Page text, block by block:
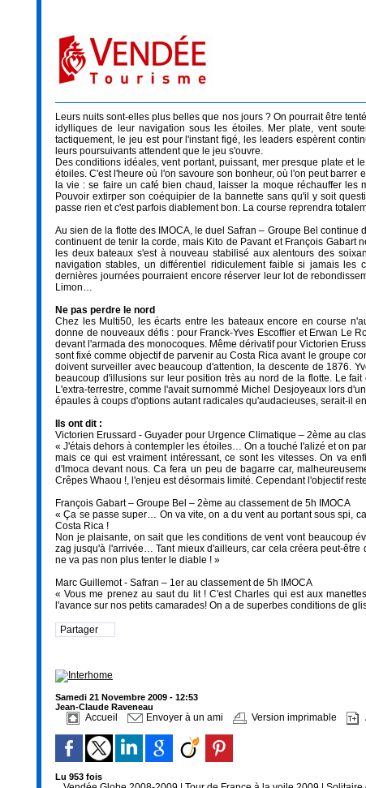
Leurs nuits sont-elles plus belles que nos jours ? On pourrait être
idylliques de leur navigation sous les étoiles. Mer plate, vent
tactiquement, le jeu est pour l'instant figé, les leaders espèrent
leurs poursuivants attendent que le jeu s'ouvre.
Des conditions idéales, vent portant, puissant, mer presque plate et
étoiles. C'est l'heure où l'on savoure son bonheur, où l'on peut barrer
la vie : se faire un café bien chaud, laisser la moque réchauffer
Pouvoir extirper son coéquipier de la bannette sans qu'il y soit
passe rien et c'est parfois diablement bon. La course reprendra
Au sien de la flotte des IMOCA, le duel Safran – Groupe Bel
continuent de tenir la corde, mais Kito de Pavant et François Gabart
les deux bateaux s'est à nouveau stabilisé aux alentours des
navigation stables, un différentiel ridiculement faible si jamais les
dernières journées pourraient encore réserver leur lot de
Limon…
Ne pas perdre le nord
Chez les Multi50, les écarts entre les bateaux encore en course
donne de nouveaux défis : pour Franck-Yves Escoffier et Erwan Le
devant l'armada des monocoques. Même dérivatif pour Victorien
sont fixé comme objectif de parvenir au Costa Rica avant le groupe
doivent surveiller avec beaucoup d'attention, la descente de 1876.
beaucoup d'illusions sur leur position très au nord de la flotte. Le
L'extra-terrestre, comme l'avait surnommé Michel Desjoyeaux lors
épaules à coups d'options autant radicales qu'audacieuses, serait-il
Ils ont dit :
Victorien Erussard - Guyader pour Urgence Climatique – 2ème au
« J'étais dehors à contempler les étoiles… On a touché l'alizé et on
mais ce qui est vraiment intéressant, ce sont les vitesses. On va
d'Imoca devant nous. Ca fera un peu de bagarre car,
Crêpes Whaou !, l'enjeu est désormais limité. Cependant l'objectif
François Gabart – Groupe Bel – 2ème au classement de 5h IMOCA
« Ça se passe super… On va vite, on a du vent au portant sous spi,
Costa Rica !
Non je plaisante, on sait que les conditions de vent vont beaucoup
zag jusqu'à l'arrivée… Tant mieux d'ailleurs, car cela créera peut-
ne va pas non plus tenter le diable ! »
Marc Guillemot - Safran – 1er au classement de 5h IMOCA
« Vous me prenez au saut du lit ! C'est Charles qui est aux
l'avance sur nos petits camarades! On a de superbes conditions de
Partager
Samedi 21 Novembre 2009 - 12:53
Jean-Claude Raveneau
Accueil Envoyer à un ami Version imprimable
Lu 953 fois